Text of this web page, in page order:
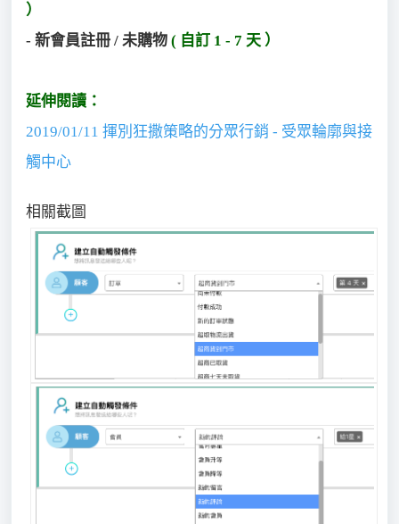
）
- 新會員註冊 / 未購物 ( 自訂 1 - 7 天 ）
延伸閱讀：
2019/01/11 揮別狂撒策略的分眾行銷 - 受眾輪廓與接
觸中心
相關截圖